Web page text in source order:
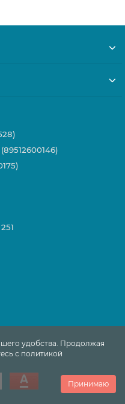
удобства. Продолжая
с политикой
Принимаю